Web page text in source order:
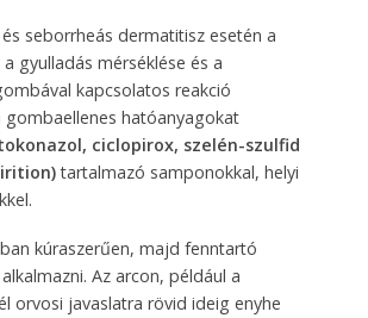
seborrheás dermatitisz esetén a
gyulladás mérséklése és a
kapcsolatos reakció
gombaellenes hatóanyagokat
ciclopirox, szelén-szulfid
tartalmazó samponokkal, helyi
kúraszerűen, majd fenntartó
Az arcon, például a
orvosi javaslatra rövid ideig enyhe